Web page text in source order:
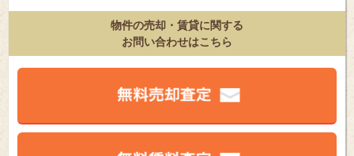
物件の売却・賃貸に関する
お問い合わせはこちら